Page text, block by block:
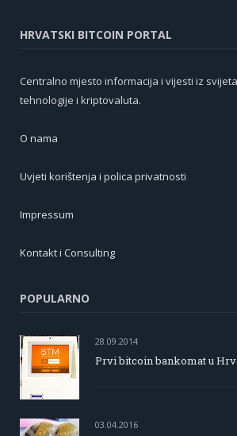
HRVATSKI BITCOIN PORTAL
Centralno mjesto informacija i vijesti iz
tehnologije i kriptovaluta.
O nama
Uvjeti korištenja i polica privatnosti
Impressum
Kontakt i Consulting
POPULARNO
28.09.2014
Prvi bitcoin bankomat u
03.04.2016